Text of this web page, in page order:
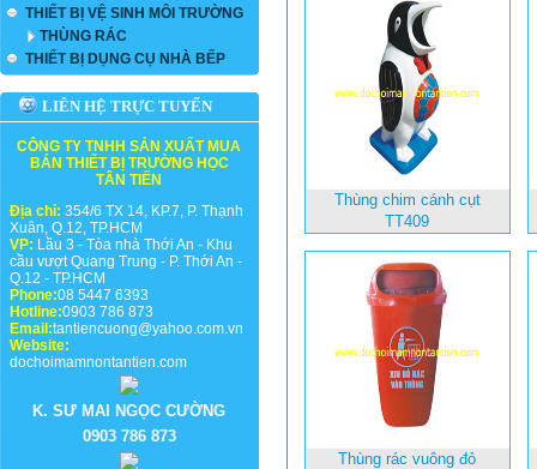
THIẾT BỊ VỆ SINH MÔI TRƯỜNG
THÙNG RÁC
THIẾT BỊ DỤNG CỤ NHÀ BẾP
LIÊN HỆ TRỰC TUYẾN
CÔNG TY TNHH SẢN XUẤT MUA
BÁN THIẾT BỊ TRƯỜNG HỌC
TÂN TIẾN
Địa chỉ: 354/6 TX 14, KP.7, P. Thạnh
Xuân, Q.12, TP.HCM
VP: Lầu 3 - Tòa nhà Thới An - Khu
cầu vượt Quang Trung - P. Thới An -
Q.12 - TP.HCM
Phone:08 5447 6393
Hotline:0903 786 873
Email:tantiencuong@yahoo.com.vn
Website:
dochoimamnontantien.com
K. SƯ MAI NGỌC CƯỜNG
0903 786 873
Thùng chim cánh cụt
TT409
Thùng rác vuông đỏ